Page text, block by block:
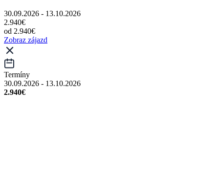
30.09.2026 - 13.10.2026
2.940€
od 2.940€
Zobraz zájazd
Termíny
30.09.2026 - 13.10.2026
2.940€